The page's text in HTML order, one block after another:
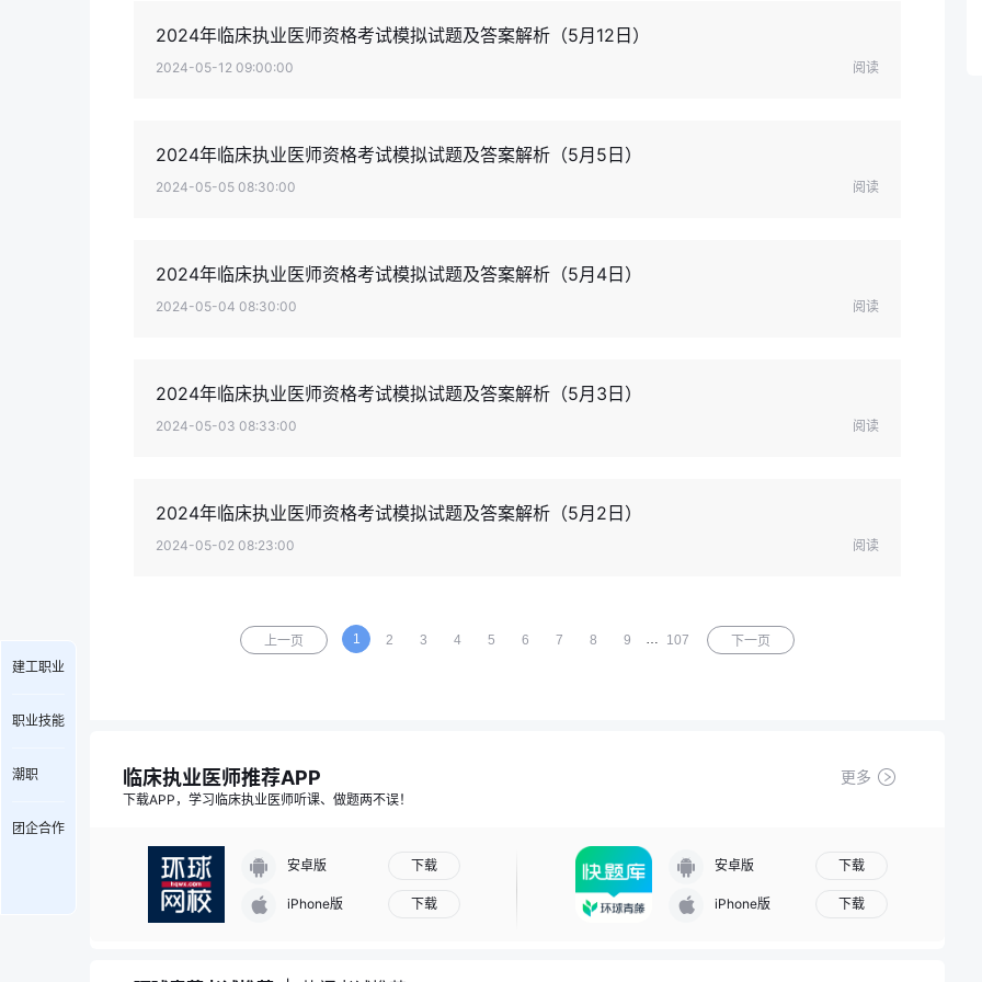
2024年临床执业医师资格考试模拟试题及答案解析（5月12日）
2024-05-12 09:00:00 阅读
2024年临床执业医师资格考试模拟试题及答案解析（5月5日）
2024-05-05 08:30:00 阅读
2024年临床执业医师资格考试模拟试题及答案解析（5月4日）
2024-05-04 08:30:00 阅读
2024年临床执业医师资格考试模拟试题及答案解析（5月3日）
2024-05-03 08:33:00 阅读
2024年临床执业医师资格考试模拟试题及答案解析（5月2日）
2024-05-02 08:23:00 阅读
上一页 1 2 3 4 5 6 7 8 9 … 107 下一页
临床执业医师推荐APP 更多
下载APP，学习临床执业医师听课、做题两不误！
安卓版 下载
iPhone版 下载
安卓版 下载
iPhone版 下载
建工职业
职业技能
潮职
团企合作